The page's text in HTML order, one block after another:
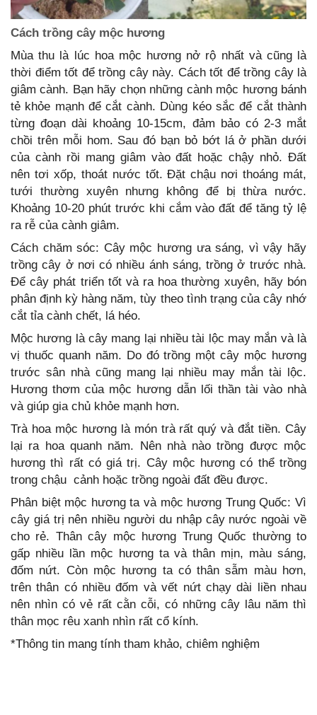
Cách trồng cây mộc hương
Mùa thu là lúc hoa mộc hương nở rộ nhất và cũng là
thời điểm tốt để trồng cây này. Cách tốt để trồng cây là
giâm cành. Bạn hãy chọn những cành mộc hương bánh
tẻ khỏe mạnh để cắt cành. Dùng kéo sắc để cắt thành
từng đoạn dài khoảng 10-15cm, đảm bảo có 2-3 mắt
chồi trên mỗi hom. Sau đó bạn bỏ bớt lá ở phần dưới
của cành rồi mang giâm vào đất hoặc chậy nhỏ. Đất
nên tơi xốp, thoát nước tốt. Đặt chậu nơi thoáng mát,
tưới thường xuyên nhưng không để bị thừa nước.
Khoảng 10-20 phút trước khi cắm vào đất để tăng tỷ lệ
ra rễ của cành giâm.
Cách chăm sóc: Cây mộc hương ưa sáng, vì vậy hãy
trồng cây ở nơi có nhiều ánh sáng, trồng ở trước nhà.
Để cây phát triển tốt và ra hoa thường xuyên, hãy bón
phân định kỳ hàng năm, tùy theo tình trạng của cây nhớ
cắt tỉa cành chết, lá héo.
Mộc hương là cây mang lại nhiều tài lộc may mắn và là
vị thuốc quanh năm. Do đó trồng một cây mộc hương
trước sân nhà cũng mang lại nhiều may mắn tài lộc.
Hương thơm của mộc hương dẫn lối thần tài vào nhà
và giúp gia chủ khỏe mạnh hơn.
Trà hoa mộc hương là món trà rất quý và đắt tiền. Cây
lại ra hoa quanh năm. Nên nhà nào trồng được mộc
hương thì rất có giá trị. Cây mộc hương có thể trồng
trong chậu cảnh hoặc trồng ngoài đất đều được.
Phân biệt mộc hương ta và mộc hương Trung Quốc: Vì
cây giá trị nên nhiều người du nhập cây nước ngoài về
cho rẻ. Thân cây mộc hương Trung Quốc thường to
gấp nhiều lần mộc hương ta và thân mịn, màu sáng,
đốm nứt. Còn mộc hương ta có thân sẫm màu hơn,
trên thân có nhiều đốm và vết nứt chạy dài liền nhau
nên nhìn có vẻ rất cằn cỗi, có những cây lâu năm thì
thân mọc rêu xanh nhìn rất cổ kính.
*Thông tin mang tính tham khảo, chiêm nghiệm